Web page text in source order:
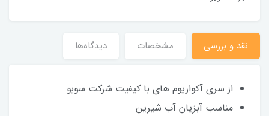
نقد و بررسی مشخصات دیدگاه‌ها
از سری آکواریوم های با کیفیت شرکت سوبو
مناسب آبزیان آب شیرین